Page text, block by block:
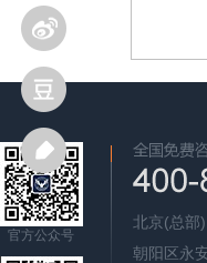
官方公众号
北京(总部
朝阳区永